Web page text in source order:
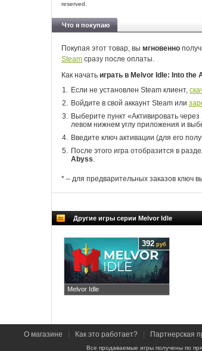
reserved.
Что я покупаю
Покупая этот товар, вы мгновенно
Steam сразу после оплаты.
Как начать играть в Melvor Idle: Into the
Если не установлен Steam клиент,
Войдите в свой аккаунт Steam или
Выберите пункт «Активировать
левом нижнем углу приложения и
Введите ключ активации (для его
После этого игра отобразится в
Abyss.
* – для предварительных заказов ключ
Другие игры серии Melvor Idle
Melvor Idle
392 руб
О магазине Как это работает? Партнерская
Все продаваемые игры получены по